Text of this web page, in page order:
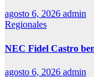
agosto 6, 2026 admin
Regionales
NEC Fidel Castro
agosto 6, 2026 admin